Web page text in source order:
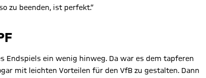
zu beenden, ist perfekt.“
Endspiels ein wenig hinweg. Da war es dem tapferen
mit leichten Vorteilen für den VfB zu gestalten. Dann